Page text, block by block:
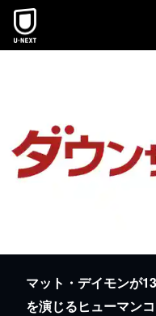
本文へスキップ
マット・デイモンが
を演じるヒューマン